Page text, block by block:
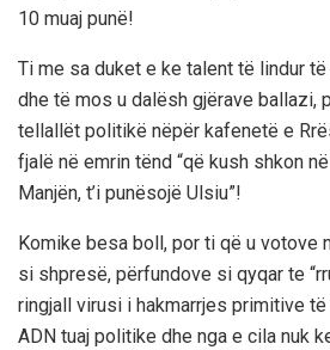
10 muaj punë!
Ti me sa duket e ke talent të lindur
dhe të mos u dalësh gjërave ballazi,
tellallët politikë nëpër kafenetë e
fjalë në emrin tënd “që kush shkon
Manjën, t’i punësojë Ulsiu”!
Komike besa boll, por ti që u votove
si shpresë, përfundove si qyqar te
ringjall virusi i hakmarrjes primitive
ADN tuaj politike dhe nga e cila nuk